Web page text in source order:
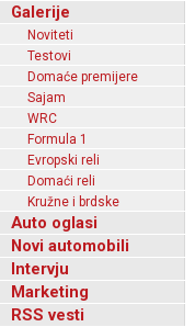
Galerije
Noviteti
Testovi
Domaće premijere
Sajam
WRC
Formula 1
Evropski reli
Domaći reli
Kružne i brdske
Auto oglasi
Novi automobili
Intervju
Marketing
RSS vesti